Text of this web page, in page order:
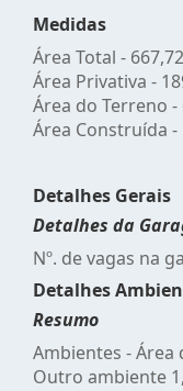
Medidas
Área Total -
Área Privativa -
Área do Terreno -
Área Construída -
Detalhes Gerais
Detalhes da
Nº. de vagas na
Detalhes
Resumo
Ambientes - Área
Outro ambiente